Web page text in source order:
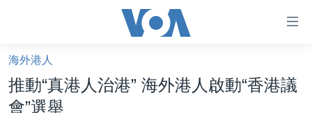
礙
鏈
接美國大選2024
海外港人
推動“真港人治港” 海外港人啟動“香港議
會”選舉